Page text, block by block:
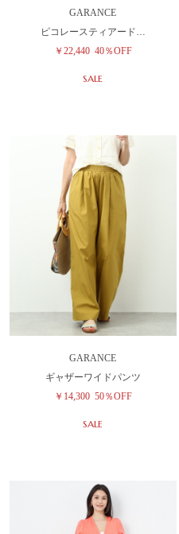
GARANCE
ピコレースティアード…
￥22,440 40％OFF
SALE
GARANCE
ギャザーワイドパンツ
￥14,300 50％OFF
SALE